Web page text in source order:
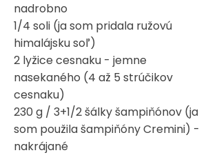
nadrobno
1/4 soli (ja som pridala ružovú
himalájsku soľ)
2 lyžice cesnaku - jemne
nasekaného (4 až 5 strúčikov
cesnaku)
230 g / 3+1/2 šálky šampiňónov (ja
som použila šampiňóny Cremini) -
nakrájané